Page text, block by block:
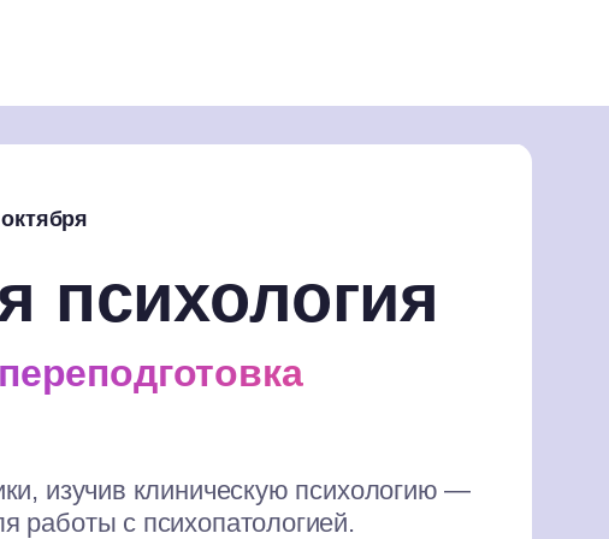
психология
изучив клиническую психологию —
работы с психопатологией.